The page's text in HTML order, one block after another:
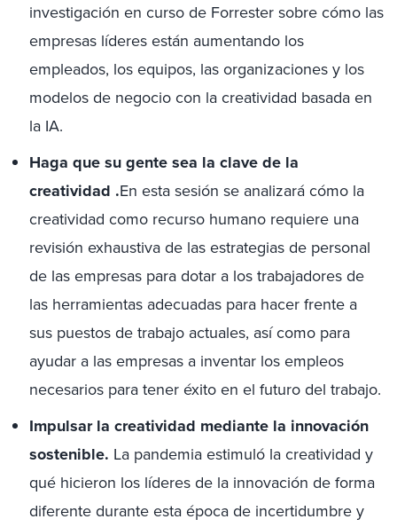
investigación en curso de Forrester sobre cómo las
empresas líderes están aumentando los
empleados, los equipos, las organizaciones y los
modelos de negocio con la creatividad basada en
la IA.
Haga que su gente sea la clave de la
creatividad .En esta sesión se analizará cómo la
creatividad como recurso humano requiere una
revisión exhaustiva de las estrategias de personal
de las empresas para dotar a los trabajadores de
las herramientas adecuadas para hacer frente a
sus puestos de trabajo actuales, así como para
ayudar a las empresas a inventar los empleos
necesarios para tener éxito en el futuro del trabajo.
Impulsar la creatividad mediante la innovación
sostenible. La pandemia estimuló la creatividad y
qué hicieron los líderes de la innovación de forma
diferente durante esta época de incertidumbre y